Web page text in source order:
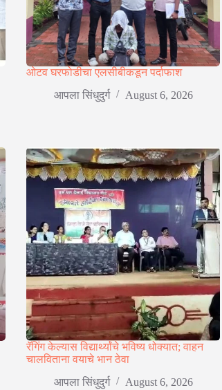
ओटव घरफोडीचा एलसीबीकडून पर्दाफाश
आपला सिंधुदुर्ग
August 6, 2026
रॅगिंग केल्यास विद्यार्थ्यांचे भविष्य धोक्यात; वाहन
चालविताना वयाचे भान ठेवा
आपला सिंधुदुर्ग
August 6, 2026